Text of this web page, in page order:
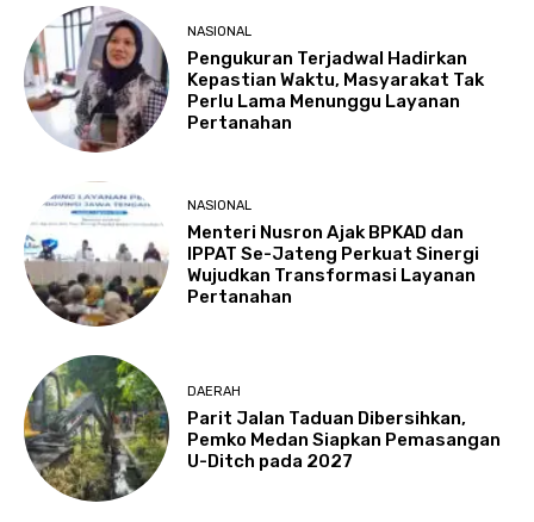
NASIONAL
Pengukuran Terjadwal Hadirkan
Kepastian Waktu, Masyarakat Tak
Perlu Lama Menunggu Layanan
Pertanahan
NASIONAL
Menteri Nusron Ajak BPKAD dan
IPPAT Se-Jateng Perkuat Sinergi
Wujudkan Transformasi Layanan
Pertanahan
DAERAH
Parit Jalan Taduan Dibersihkan,
Pemko Medan Siapkan Pemasangan
U-Ditch pada 2027